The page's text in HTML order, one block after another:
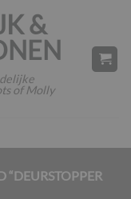
&
of Molly
“DEURSTOPPER